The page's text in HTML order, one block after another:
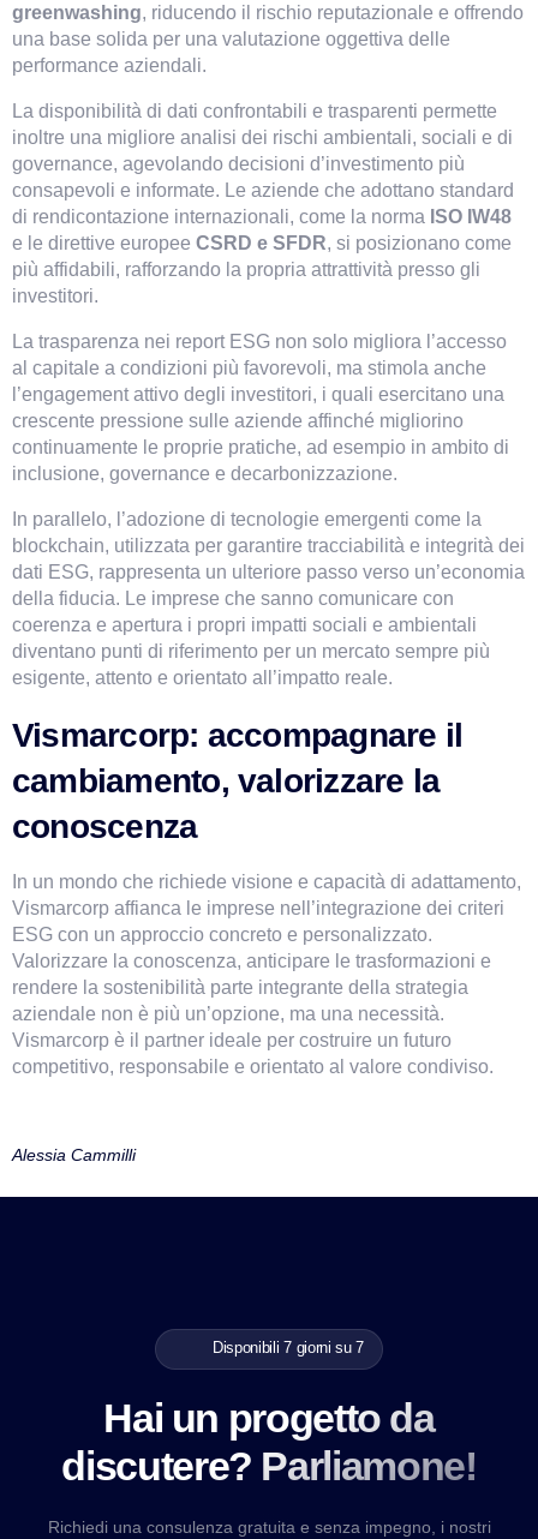
greenwashing, riducendo il rischio reputazionale e offrendo
una base solida per una valutazione oggettiva delle
performance aziendali.
La disponibilità di dati confrontabili e trasparenti permette
inoltre una migliore analisi dei rischi ambientali, sociali e di
governance, agevolando decisioni d’investimento più
consapevoli e informate. Le aziende che adottano standard
di rendicontazione internazionali, come la norma ISO IW48
e le direttive europee CSRD e SFDR, si posizionano come
più affidabili, rafforzando la propria attrattività presso gli
investitori.
La trasparenza nei report ESG non solo migliora l’accesso
al capitale a condizioni più favorevoli, ma stimola anche
l’engagement attivo degli investitori, i quali esercitano una
crescente pressione sulle aziende affinché migliorino
continuamente le proprie pratiche, ad esempio in ambito di
inclusione, governance e decarbonizzazione.
In parallelo, l’adozione di tecnologie emergenti come la
blockchain, utilizzata per garantire tracciabilità e integrità dei
dati ESG, rappresenta un ulteriore passo verso un’economia
della fiducia. Le imprese che sanno comunicare con
coerenza e apertura i propri impatti sociali e ambientali
diventano punti di riferimento per un mercato sempre più
esigente, attento e orientato all’impatto reale.
Vismarcorp: accompagnare il
cambiamento, valorizzare la
conoscenza
In un mondo che richiede visione e capacità di adattamento,
Vismarcorp affianca le imprese nell’integrazione dei criteri
ESG con un approccio concreto e personalizzato.
Valorizzare la conoscenza, anticipare le trasformazioni e
rendere la sostenibilità parte integrante della strategia
aziendale non è più un’opzione, ma una necessità.
Vismarcorp è il partner ideale per costruire un futuro
competitivo, responsabile e orientato al valore condiviso.
Alessia Cammilli
Disponibili 7 giorni su 7
Hai un progetto da
discutere? Parliamone!
Richiedi una consulenza gratuita e senza impegno, i nostri